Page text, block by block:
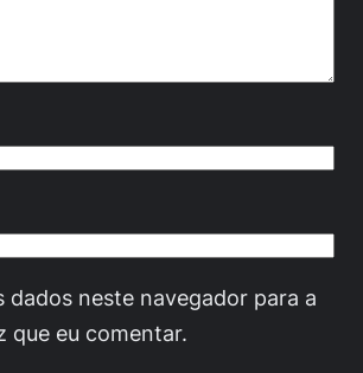
dados neste navegador para a
que eu comentar.